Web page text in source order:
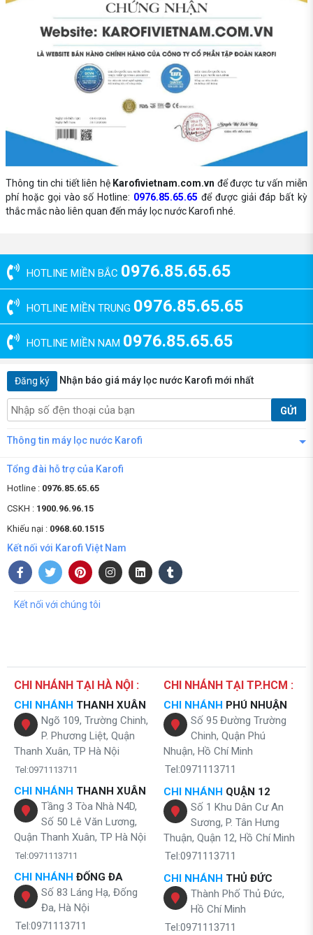
Thông tin chi tiết liên hệ Karofivietnam.com.vn để được tư vấn miễn
phí hoặc gọi vào số Hotline: 0976.85.65.65 để được giải đáp bất kỳ
thắc mắc nào liên quan đến máy lọc nước Karofi nhé.
HOTLINE MIỀN BẮC 0976.85.65.65
HOTLINE MIỀN TRUNG 0976.85.65.65
HOTLINE MIỀN NAM 0976.85.65.65
Đăng ký Nhận báo giá máy lọc nước Karofi mới nhất
GỬI
Thông tin máy lọc nước Karofi
Tổng đài hỗ trợ của Karofi
Hotline : 0976.85.65.65
CSKH : 1900.96.96.15
Khiếu nại : 0968.60.1515
Kết nối với Karofi Việt Nam
Kết nối với chúng tôi
CHI NHÁNH TẠI HÀ NỘI :
CHI NHÁNH THANH XUÂN
Ngõ 109, Trường Chinh,
P. Phương Liệt, Quận
Thanh Xuân, TP Hà Nội
Tel:0971113711
CHI NHÁNH THANH XUÂN
Tầng 3 Tòa Nhà N4D,
Số 50 Lê Văn Lương,
Quận Thanh Xuân, TP Hà Nội
Tel:0971113711
CHI NHÁNH ĐỐNG ĐA
Số 83 Láng Hạ, Đống
Đa, Hà Nội
Tel:0971113711
CHI NHÁNH TẠI TP.HCM :
CHI NHÁNH PHÚ NHUẬN
Số 95 Đường Trường
Chinh, Quận Phú
Nhuận, Hồ Chí Minh
Tel:0971113711
CHI NHÁNH QUẬN 12
Số 1 Khu Dân Cư An
Sương, P. Tân Hưng
Thuận, Quận 12, Hồ Chí Minh
Tel:0971113711
CHI NHÁNH THỦ ĐỨC
Thành Phố Thủ Đức,
Hồ Chí Minh
Tel:0971113711